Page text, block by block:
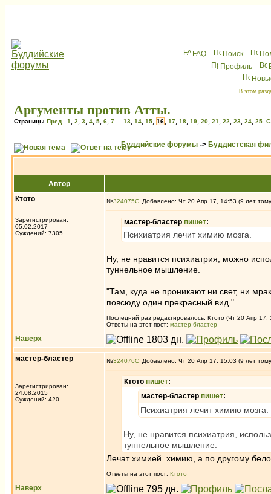
FAQ Поиск
Профиль
В этом
Аргументы против Атты.
Страницы Пред. 1 2 3 4 5 6 7 13 14 15 16 17 18 19 20 21 22 23 24 25
Буддийские форумы -> Буддистская
Автор
Ктото
Зарегистрирован:
05.02.2017
Суждений: 7305
№324075 Добавлено: Чт 20 Апр 17, 14:53 (9 лет
мастер-бластер пишет:
Психиатрия лечит химию мозга.
Ну, не нравится психиатрия, можно
туннельное мышление.
"Там, куда не проникают ни свет, ни
повсюду один прекрасный вид."
Последний раз редактировалось: Ктото (Чт 20 Апр 17,
Ответы на этот пост: мастер-бластер
Наверх
мастер-бластер
Зарегистрирован:
24.08.2015
Суждений: 420
№324076 Добавлено: Чт 20 Апр 17, 15:03 (9 лет
Ктото пишет:
мастер-бластер пишет:
Психиатрия лечит химию мозга.
Ну, не нравится психиатрия,
туннельное мышление.
Лечат химией химию, а по другому
Ответы на этот пост: Ктото
Наверх